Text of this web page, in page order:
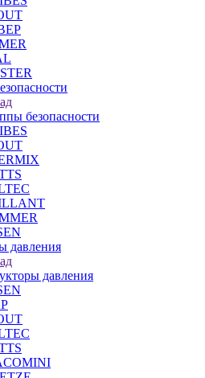
безопасности
давления
давления